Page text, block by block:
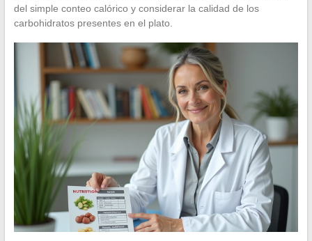
del simple conteo calórico y considerar la calidad de los
carbohidratos presentes en el plato.